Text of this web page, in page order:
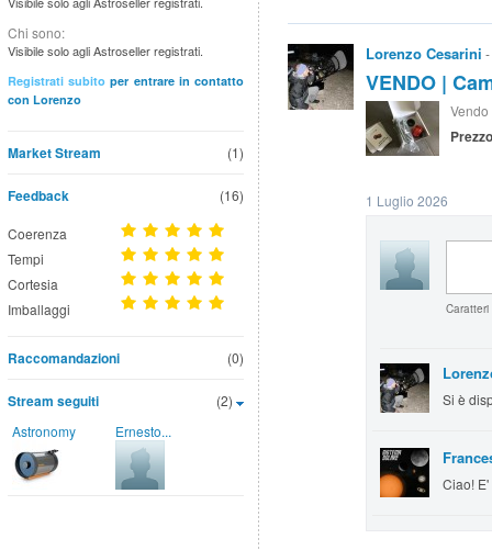
Chi sono:
Visibile solo agli Astroseller registrati.
Registrati subito per entrare in contatto
con Lorenzo
(1)
Market Stream
Feedback (16)
Coerenza
Tempi
Cortesia
Imballaggi
(0)
Raccomandazioni
(2)
Stream seguiti
Astronomy Ernesto...
Lorenzo Cesarini
VENDO |
1 Luglio 2026
Si è
Ciao!